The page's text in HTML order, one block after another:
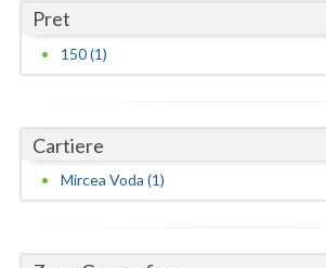
Maramures
Mehedinti
Neamt
Olt
Pret
150 (1)
Cartiere
Mircea Voda (1)